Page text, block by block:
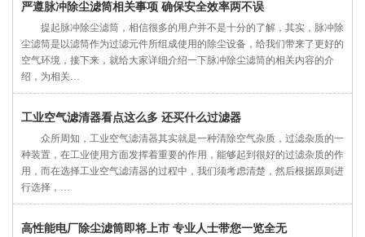
严遵脉冲除尘滤筒相关事项 确保安全效率两不误
提起脉冲除尘滤筒，相信很多的用户并不是十分的了解，其实，脉冲除
尘滤筒是以滤筒作为过滤元件所组成使用的除尘设备，给我们带来了更好的
空气环境，接下来，就给大家详细介绍一下脉冲除尘滤筒的相关内容的介
绍，为相关…
工业空气滤清器看点这么多 还买什么过滤器
众所周知，工业空气滤清器其实就是一种清除空气杂质，过滤杂质的一
种装置，在工业使用方面发挥着重要的作用，能够起到很好的过滤杂质的作
用，而在选择工业空气滤清器的过程中，我们须考虑清楚，然后根据原则进
行选择，…
高性能电厂除尘滤筒即将上市 专业人士带您一览全无